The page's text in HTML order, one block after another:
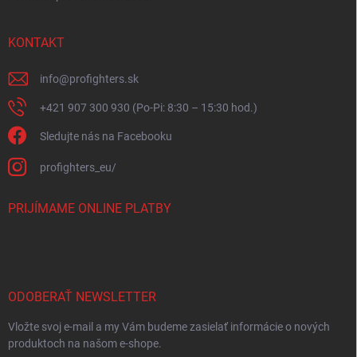
KONTAKT
info@profighters.sk
+421 907 300 930 (Po-Pi: 8:30 – 15:30 hod.)
Sledujte nás na Facebooku
profighters_eu/
PRIJÍMAME ONLINE PLATBY
ODOBERAŤ NEWSLETTER
Vložte svoj e-mail a my Vám budeme zasielať informácie o nových
produktoch na našom e-shope.